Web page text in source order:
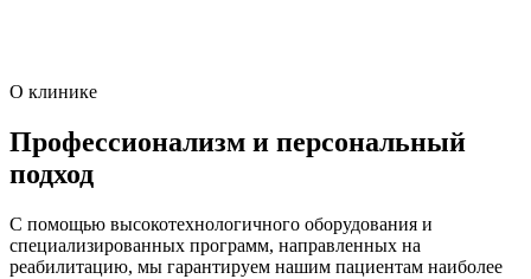
О клинике
Профессионализм и персональный
подход
С помощью высокотехнологичного оборудования и
специализированных программ, направленных на
реабилитацию, мы гарантируем нашим пациентам наиболее